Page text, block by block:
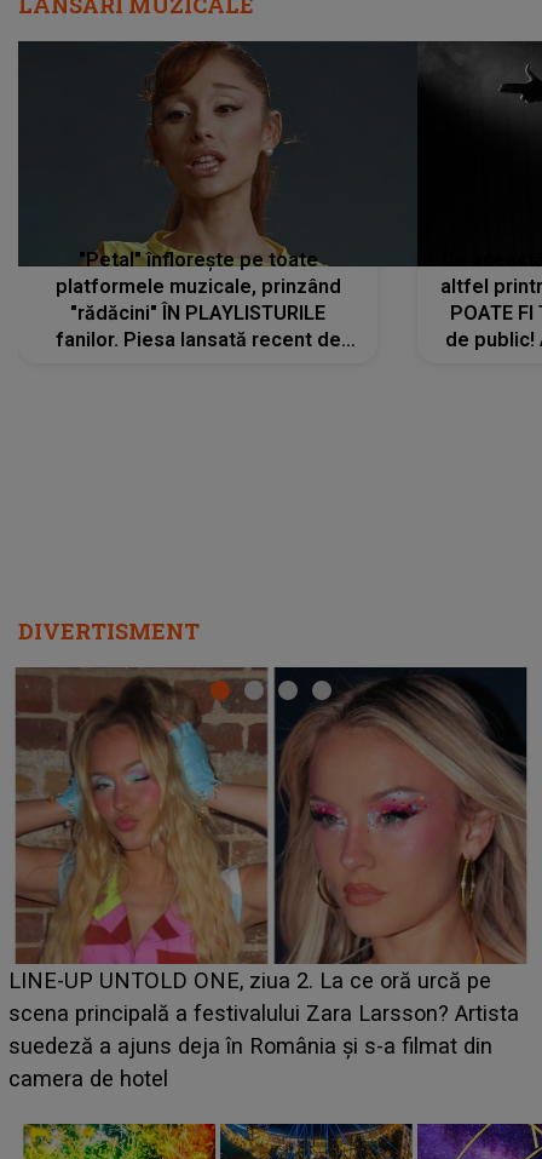
"Petal" înflorește pe toate
platformele muzicale, prinzând
"rădăcini" ÎN PLAYLISTURILE
fanilor. Piesa lansată recent de
altfel
POATE FI
de public!
DIVERTISMENT
Ce a dezvăluit noua concurentă din "Casa Iubirii" l-a
luat prin surprindere pe Emanuel. CINE ESTE
BĂIATUL VIZAT de Alexandra?! Aflându-se în fața
faptului împlinit, A RECUNOSCUT IMEDIAT: "Am